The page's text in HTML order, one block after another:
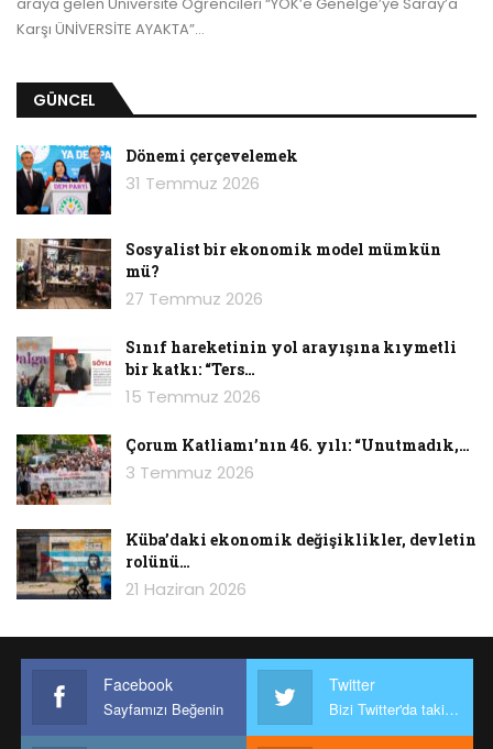
Karşı ÜNİVERSİTE AYAKTA”…
GÜNCEL
Dönemi çerçevelemek
31 Temmuz 2026
Sosyalist bir ekonomik model mümkün
mü?
27 Temmuz 2026
Sınıf hareketinin yol arayışına kıymetli
bir katkı: “Ters…
15 Temmuz 2026
Çorum Katliamı’nın 46. yılı: “Unutmadık,…
3 Temmuz 2026
Küba’daki ekonomik değişiklikler, devletin
rolünü…
21 Haziran 2026
Facebook
Sayfamızı Beğenin
Twitter
Bizi Twitter'da takip edin